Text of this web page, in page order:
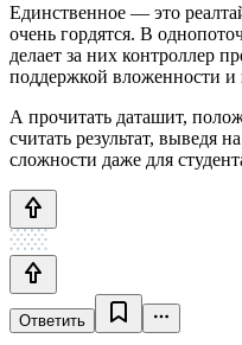
Единственное — это
очень гордятся. В
делает за них контроллер
поддержкой вложенности и
А прочитать даташит,
считать результат, выведя
сложности даже для
Ответить